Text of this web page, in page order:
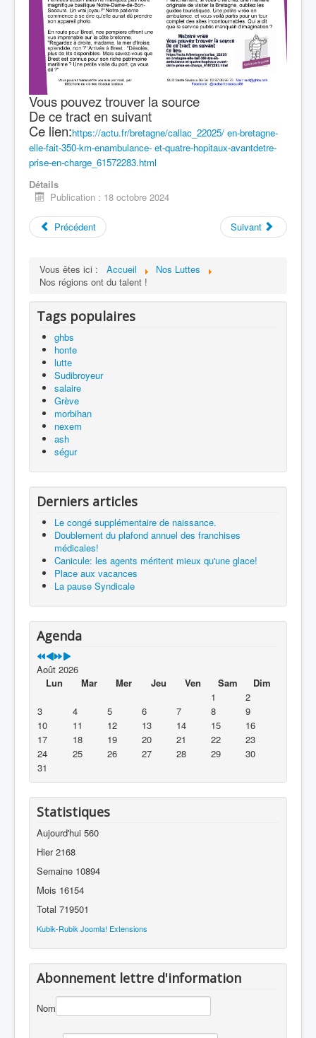
Vous pouvez trouver la source
De ce tract en suivant
Ce lien:https://actu.fr/bretagne/callac_22025/ en-bretagne-
elle-fait-350-km-enambulance- et-quatre-hopitaux-avantdetre-
prise-en-charge_61572283.html
Détails
Publication : 18 octobre 2024
Précédent Suivant
Vous êtes ici : Accueil
Nos Luttes
Nos régions ont du talent !
Tags populaires
ghbs
honte
lutte
Sudibroyeur
salaire
Grève
morbihan
nexem
ash
ségur
Derniers articles
Le congé supplémentaire de naissance.
Doublement du plafond annuel des franchises
médicales!
Canicule: les agents méritent mieux qu'une glace!
Place aux vacances
La pause Syndicale
Agenda
Août 2026
Lun
Mar Mer Jeu Ven Sam
Dim
1
2
3
4 5 6 7 8
9
10
11 12 13 14 15
16
17
18 19 20 21 22
23
24
25 26 27 28 29
30
31
Statistiques
Aujourd'hui 560
Hier2168
Semaine 10894
Mois 16154
Total 719501
Kubik-Rubik Joomla! Extensions
Abonnement lettre d'information
Nom